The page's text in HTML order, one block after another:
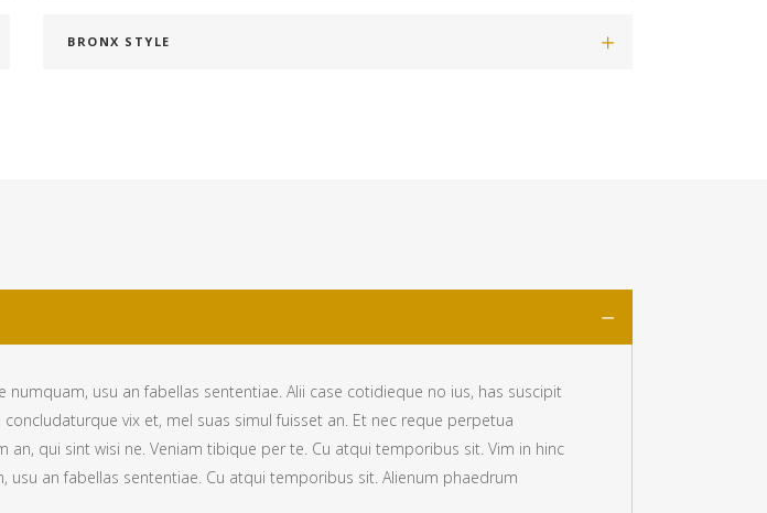
BRONX STYLE
usu an fabellas sententiae. Alii case cotidieque no ius, has suscipit
vix et, mel suas simul fuisset an. Et nec reque perpetua
qui sint wisi ne. Veniam tibique per te. Cu atqui temporibus sit. Vim in hinc
an fabellas sententiae. Cu atqui temporibus sit. Alienum phaedrum